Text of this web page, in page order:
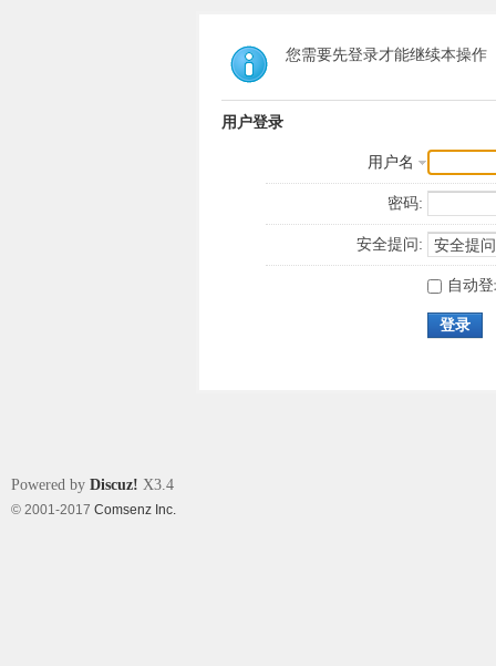
您需要先登录才能继续本操作
用户登录
用户名
密码:
安全提问:
自动
登录
Powered by Discuz! X3.4
© 2001-2017 Comsenz Inc.